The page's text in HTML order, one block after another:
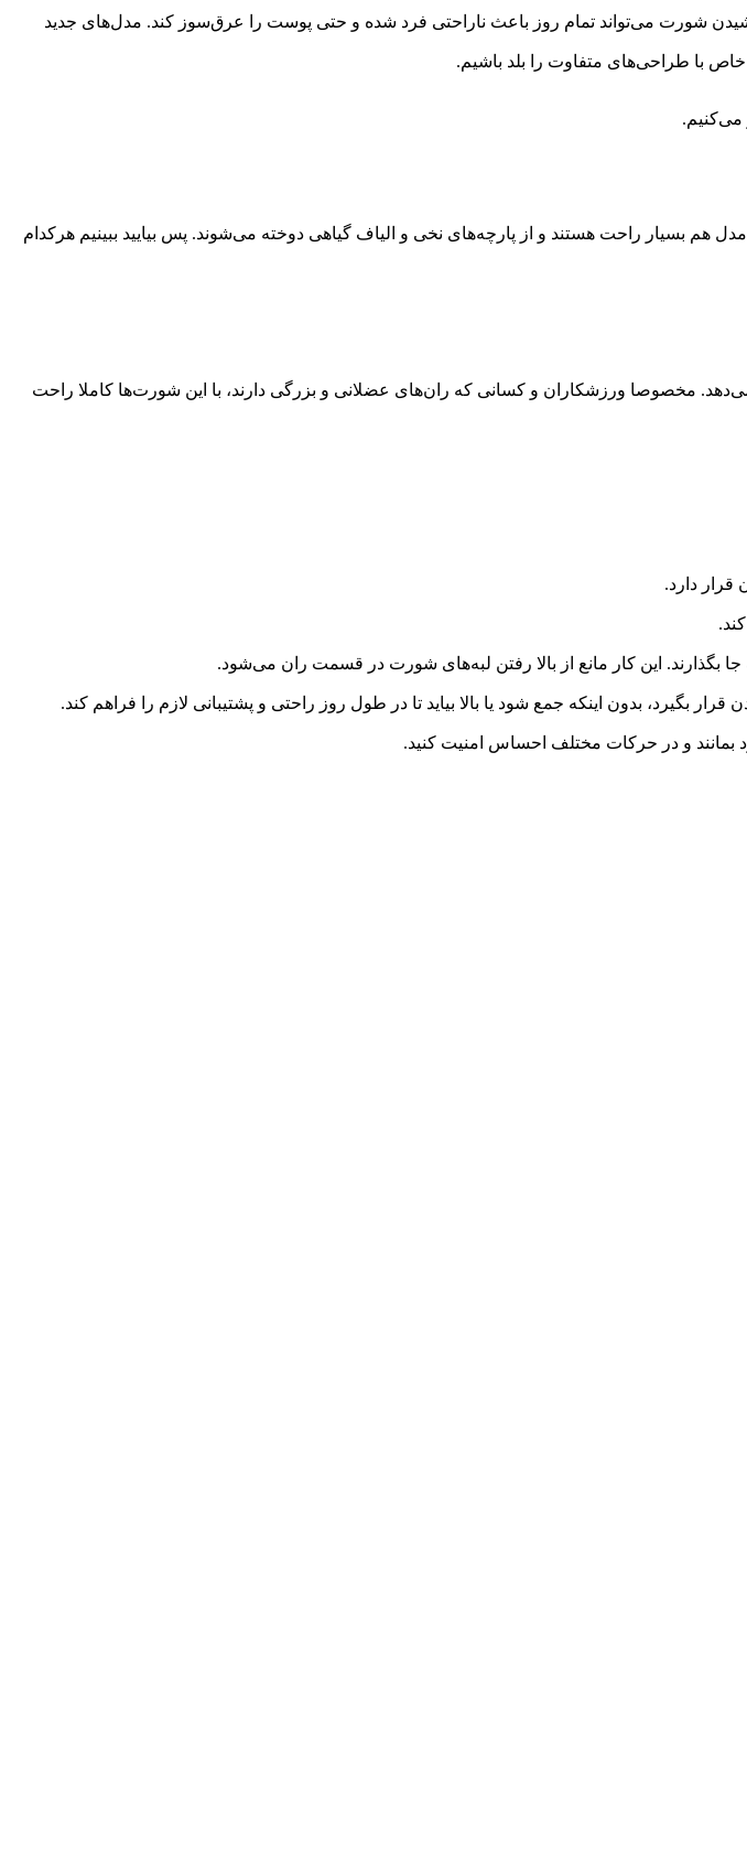
شورت می‌تواند تمام روز باعث ناراحتی فرد شده و حتی پوست را عرق‌سوز کند. مدل‌های جدید
با طراحی‌های متفاوت را بلد باشیم.
هم بسیار راحت هستند و از پارچه‌های نخی و الیاف گیاهی دوخته می‌شوند. پس بیایید ببینیم هرکدام
مخصوصا ورزشکاران و کسانی که ران‌های عضلانی و بزرگی دارند، با این شورت‌ها کاملا راحت
دارد.
جا بگذارند. این کار مانع از بالا رفتن لبه‌های شورت در قسمت ران می‌شود.
بگیرد، بدون اینکه جمع شود یا بالا بیاید تا در طول روز راحتی و پشتیبانی لازم را فراهم کند.
بمانند و در حرکات مختلف احساس امنیت کنید.